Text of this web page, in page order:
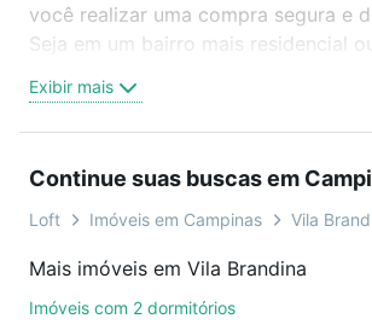
você realizar uma compra segura e
Seja em um bairro mais residencial
oferta ideal de Imóveis com 3 suites
Vila Brandina, Campinas, SP para
videochamada, é grátis, sem
ainda conta com mais de 46 mil
de imóveis.
Exibir mais
Continue suas buscas em
Loft Imóveis em Campinas Vila
Mais imóveis em Vila Brandina
Imóveis com 2 dormitórios